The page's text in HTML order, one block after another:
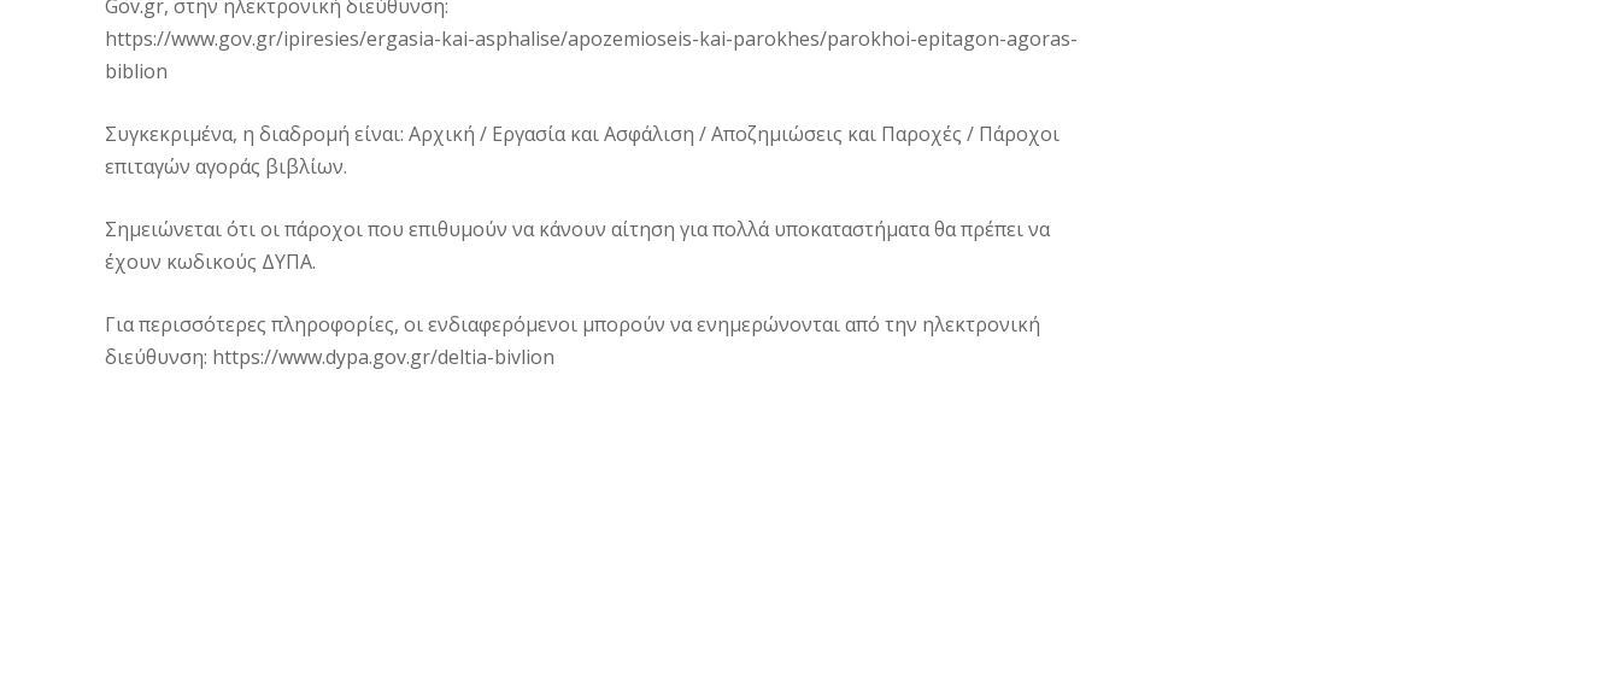
Gov.gr, στην ηλεκτρονική διεύθυνση:
https://www.gov.gr/ipiresies/ergasia-kai-asphalise/apozemioseis-kai-parokhes/parokhoi-epitagon-agoras-
biblion
Συγκεκριμένα, η διαδρομή είναι: Αρχική / Εργασία και Ασφάλιση / Αποζημιώσεις και Παροχές / Πάροχοι
επιταγών αγοράς βιβλίων.
Σημειώνεται ότι οι πάροχοι που επιθυμούν να κάνουν αίτηση για πολλά υποκαταστήματα θα πρέπει να
έχουν κωδικούς ΔΥΠΑ.
Για περισσότερες πληροφορίες, οι ενδιαφερόμενοι μπορούν να ενημερώνονται από την ηλεκτρονική
διεύθυνση: https://www.dypa.gov.gr/deltia-bivlion